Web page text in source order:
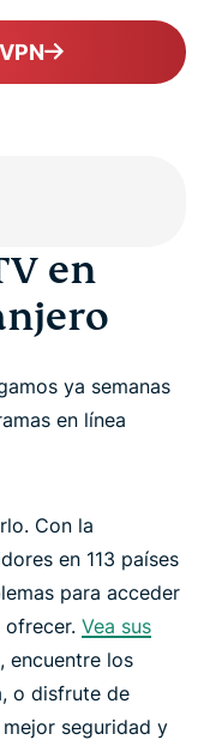
en
ya semanas
en línea
Con la
en 113 países
para acceder
ofrecer. Vea sus
, encuentre los
o disfrute de
seguridad y